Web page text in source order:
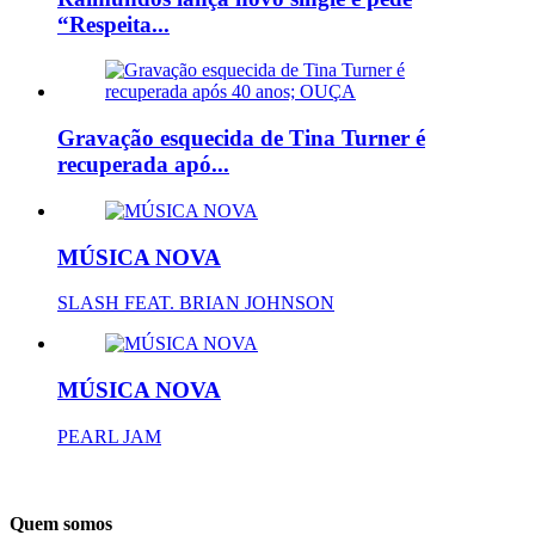
“Respeita...
Gravação esquecida de Tina Turner é
recuperada apó...
MÚSICA NOVA
SLASH FEAT. BRIAN JOHNSON
MÚSICA NOVA
PEARL JAM
Quem somos